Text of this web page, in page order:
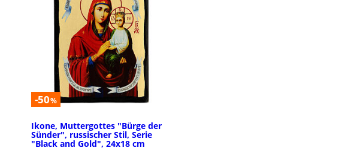
-50%
Ikone, Muttergottes "Bürge der
Sünder", russischer Stil, Serie
"Black and Gold", 24x18 cm